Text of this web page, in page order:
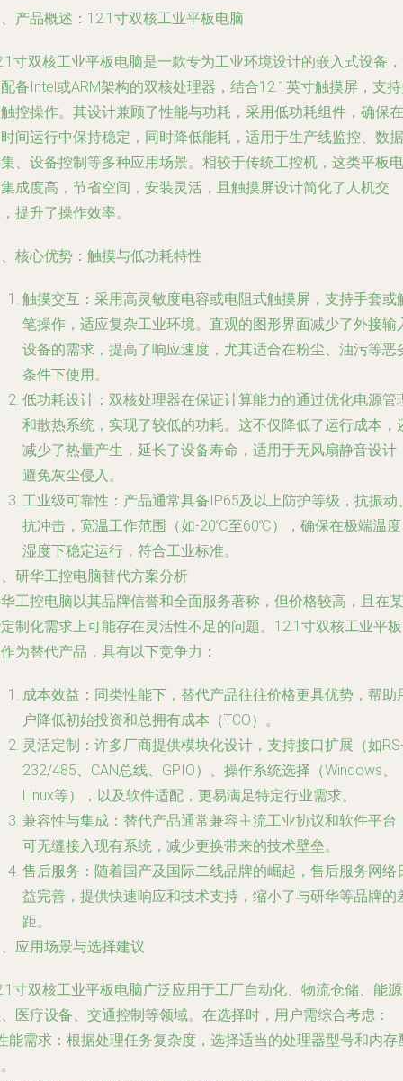
产品概述：12.1寸双核工业平板电脑
寸双核工业平板电脑是一款专为工业环境设计的嵌入式设备
备Intel或ARM架构的双核处理器，结合12.1英寸触摸屏，支
控操作。其设计兼顾了性能与功耗，采用低功耗组件，确保在
间运行中保持稳定，同时降低能耗，适用于生产线监控、数据
、设备控制等多种应用场景。相较于传统工控机，这类平板电
成度高，节省空间，安装灵活，且触摸屏设计简化了人机交
提升了操作效率。
核心优势：触摸与低功耗特性
触摸交互：采用高灵敏度电容或电阻式触摸屏，支持手套或
笔操作，适应复杂工业环境。直观的图形界面减少了外接输
设备的需求，提高了响应速度，尤其适合在粉尘、油污等恶
条件下使用。
低功耗设计：双核处理器在保证计算能力的通过优化电源管
和散热系统，实现了较低的功耗。这不仅降低了运行成本，
减少了热量产生，延长了设备寿命，适用于无风扇静音设计
避免灰尘侵入。
工业级可靠性：产品通常具备IP65及以上防护等级，抗振动
抗冲击，宽温工作范围（如-20℃至60℃），确保在极端温
湿度下稳定运行，符合工业标准。
研华工控电脑替代方案分析
工控电脑以其品牌信誉和全面服务著称，但价格较高，且在某
制化需求上可能存在灵活性不足的问题。12.1寸双核工业平
为替代产品，具有以下竞争力：
成本效益：同类性能下，替代产品往往价格更具优势，帮助
户降低初始投资和总拥有成本（TCO）。
灵活定制：许多厂商提供模块化设计，支持接口扩展（如
232/485、CAN总线、GPIO）、操作系统选择（Windows、
Linux等），以及软件适配，更易满足特定行业需求。
兼容性与集成：替代产品通常兼容主流工业协议和软件平台
可无缝接入现有系统，减少更换带来的技术壁垒。
售后服务：随着国产及国际二线品牌的崛起，售后服务网络
益完善，提供快速响应和技术支持，缩小了与研华等品牌的
距。
应用场景与选择建议
寸双核工业平板电脑广泛应用于工厂自动化、物流仓储、能
医疗设备、交通控制等领域。在选择时，用户需综合考虑：
能需求：根据处理任务复杂度，选择适当的处理器型号和内存